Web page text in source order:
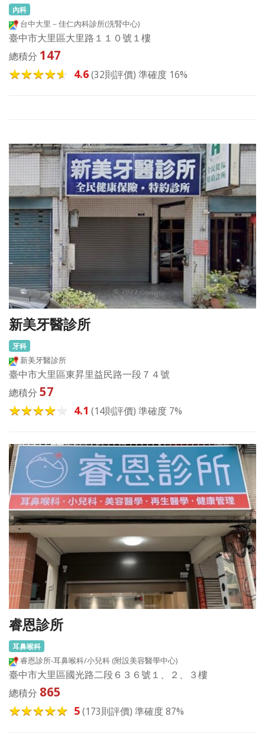
內科
台中大里－佳仁內科診所(洗腎中心)
臺中市大里區大里路１１０號１樓
總積分 147
4.6(32則評價) 準確度 16%
新美牙醫診所
牙科
新美牙醫診所
臺中市大里區東昇里益民路一段７４號
總積分 57
4.1 (14則評價) 準確度 7%
睿恩診所
耳鼻喉科
睿恩診所-耳鼻喉科/小兒科 (附設美容醫學中心)
臺中市大里區國光路二段６３６號１、２、３樓
總積分 865
5(173則評價) 準確度 87%